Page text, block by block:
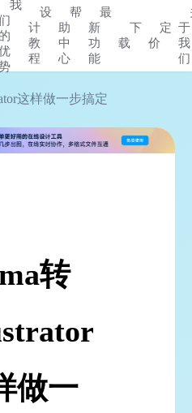
我
的
设
计
教
程
帮
助
中
心
最
新
功
能
下
载
定
价
于
我
们
这样做一步搞定
转
做一